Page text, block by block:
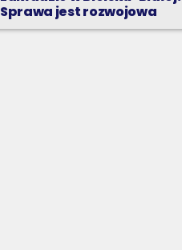
Sprawa jest rozwojowa